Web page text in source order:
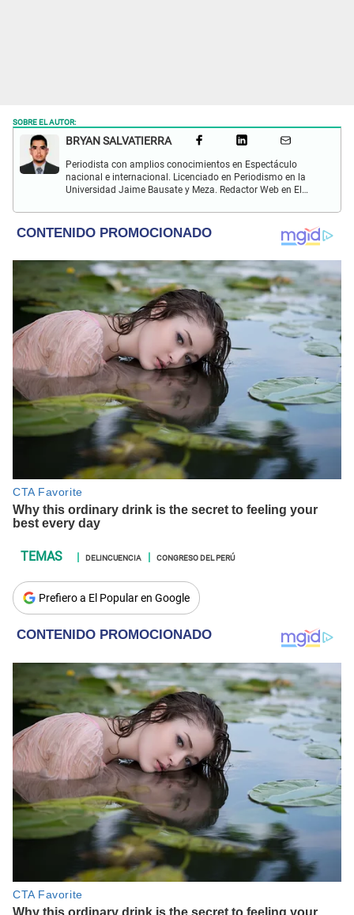
SOBRE EL AUTOR:
BRYAN SALVATIERRA
Periodista con amplios conocimientos en Espectáculo
nacional e internacional. Licenciado en Periodismo en la
Universidad Jaime Bausate y Meza. Redactor Web en El
películas, series, videojuegos y espectáculo.
DELINCUENCIA CONGRESO DEL PERÚ
Prefiero a El Popular en Google